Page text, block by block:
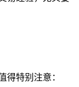
得特别注意：